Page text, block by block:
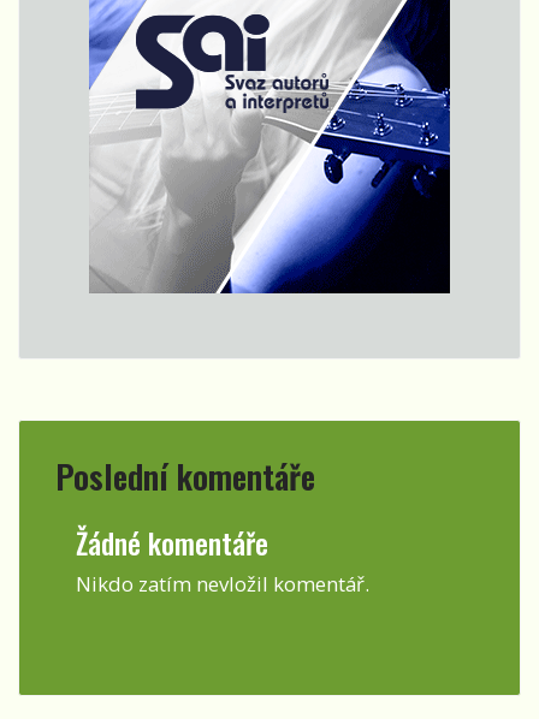
Poslední komentáře
Žádné komentáře
Nikdo zatím nevložil komentář.